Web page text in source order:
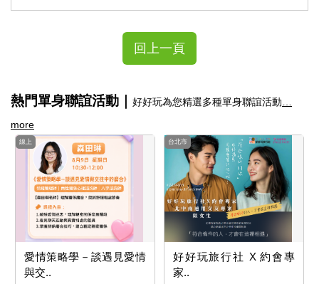
回上一頁
熱門單身聯誼活動｜ 好好玩為您精選多種單身聯誼活動…
more
線上
愛情策略學－談遇見愛情
與交..
台北市
好好玩旅行社 X 約會專
家..